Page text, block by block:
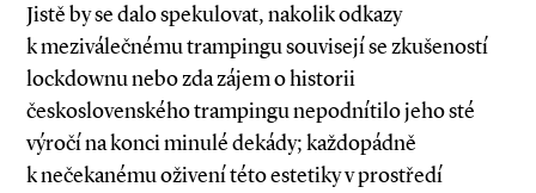
Jistě by se dalo spekulovat, nakolik odkazy
k meziválečnému trampingu souvisejí se zkušeností
lockdownu nebo zda zájem o historii
československého trampingu nepodnítilo jeho sté
výročí na konci minulé dekády; každopádně
k nečekanému oživení této estetiky v prostředí